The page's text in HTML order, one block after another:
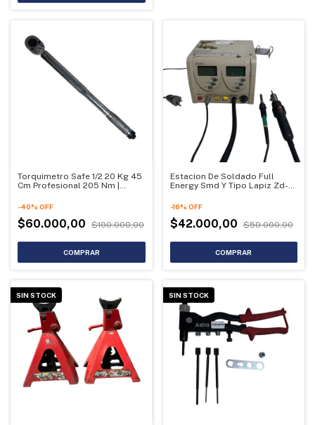
Torquimetro Safe 1/2 20 Kg 45
Cm Profesional 205 Nm |
-40% OFF
$60.000,00 $100.000,00
Estacion De Soldado Full
Energy Smd Y Tipo Lapiz Zd-
-16% OFF
$42.000,00 $50.000,00
SIN STOCK SIN STOCK